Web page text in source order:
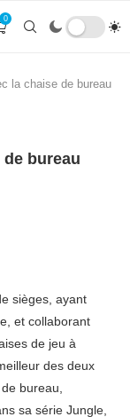
0
la chaise de bureau
bureau
sièges, ayant
et collaborant
de jeu à
des deux
bureau,
sa série Jungle,